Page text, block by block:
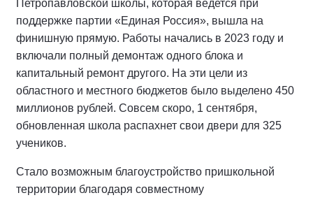
Петропавловской школы, которая ведется при
поддержке партии «Единая Россия», вышла на
финишную прямую. Работы начались в 2023 году и
включали полный демонтаж одного блока и
капитальный ремонт другого. На эти цели из
областного и местного бюджетов было выделено 450
миллионов рублей. Совсем скоро, 1 сентября,
обновленная школа распахнет свои двери для 325
учеников.
Стало возможным благоустройство пришкольной
территории благодаря совместному